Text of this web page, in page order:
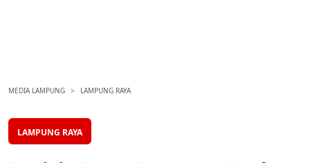
MEDIA LAMPUNG LAMPUNG RAYA
LAMPUNG RAYA